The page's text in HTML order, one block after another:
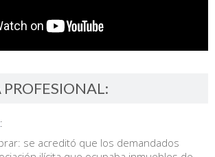
:
se acreditó que los demandados